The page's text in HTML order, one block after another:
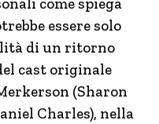
come spiega
essere solo
di un ritorno
cast originale
(Sharon
Charles), nella